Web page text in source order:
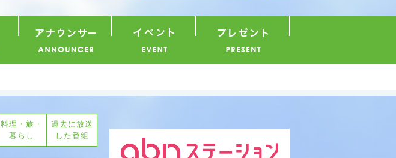
料理・旅・
暮らし
過去に放送
した番組